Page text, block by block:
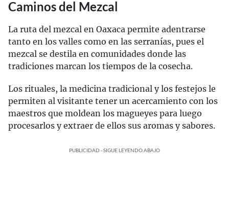
Caminos del Mezcal
La ruta del mezcal en Oaxaca permite adentrarse
tanto en los valles como en las serranías, pues el
mezcal se destila en comunidades donde las
tradiciones marcan los tiempos de la cosecha.
Los rituales, la medicina tradicional y los festejos le
permiten al visitante tener un acercamiento con los
maestros que moldean los magueyes para luego
procesarlos y extraer de ellos sus aromas y sabores.
PUBLICIDAD - SIGUE LEYENDO ABAJO